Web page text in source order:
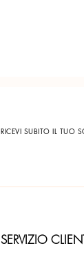
RICEVI SUBITO IL TUO
SERVIZIO